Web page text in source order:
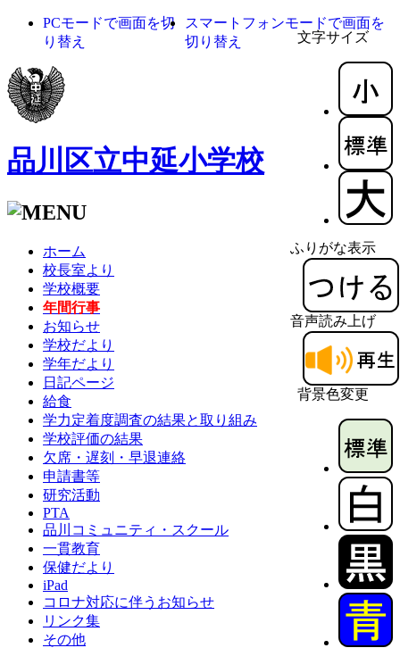
文字サイズ
ふりがな表示
音声読み上げ
背景色変更
PCモードで画面を切
り替え
スマートフォンモードで画面を
切り替え
品川区立中延小学校
ホーム
校長室より
学校概要
年間行事
お知らせ
学校だより
学年だより
日記ページ
給食
学力定着度調査の結果と取り組み
学校評価の結果
欠席・遅刻・早退連絡
申請書等
研究活動
PTA
品川コミュニティ・スクール
一貫教育
保健だより
iPad
コロナ対応に伴うお知らせ
リンク集
その他